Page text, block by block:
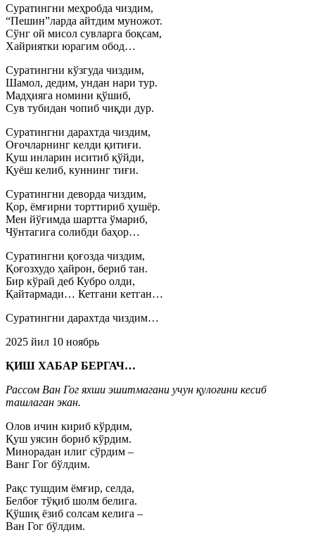
Суратингни меҳробда чиздим,
“Пешин”ларда айтдим муножот.
Сўнг ой мисол сувларга боқсам,
Хайриятки юрагим обод…
Суратингни кўзгуда чиздим,
Шамол, дедим, ундан нари тур.
Мадҳияга номини қўшиб,
Сув тубидан чопиб чиқди дур.
Суратингни дарахтда чиздим,
Оғочларнинг келди қитиғи.
Қуш инларин иситиб қўйди,
Қуёш келиб, куннинг тиғи.
Суратингни деворда чиздим,
Қор, ёмғирни торттириб ҳушёр.
Мен йўғимда шартта ўмариб,
Чўнтагига солибди баҳор…
Суратингни қоғозда чиздим,
Қоғозхудо ҳайрон, бериб тан.
Бир кўрай деб Кубро олди,
Қайтармади… Кетгани кетган…
Суратингни дарахтда чиздим…
2025 йил 10 ноябрь
ҚИШ ХАБАР БЕРГАЧ…
Рассом Ван Гог яхши эшитмагани учун қулоғини кесиб
ташлаган экан.
Олов ичин кириб кўрдим,
Қуш уясин бориб кўрдим.
Минорадан илиг сўрдим –
Ванг Гог бўлдим.
Рақс тушдим ёмғир, селда,
Белбоғ тўқиб шолм белига.
Қўшиқ ёзиб солсам келига –
Ван Гог бўлдим.